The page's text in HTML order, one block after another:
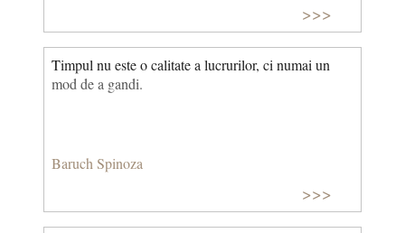
>>>
Timpul nu este o calitate a lucrurilor, ci numai un
mod de a gandi.
Baruch Spinoza
>>>